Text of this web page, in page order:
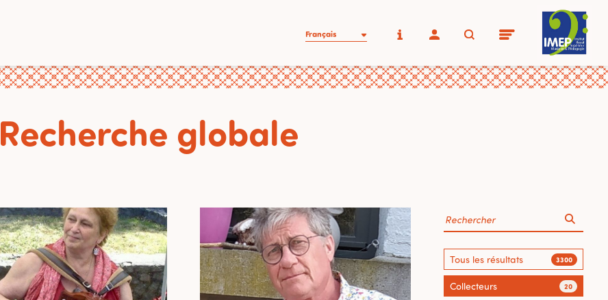
Français
Recherche globale
Tous les résultats 3300
Collecteurs 20